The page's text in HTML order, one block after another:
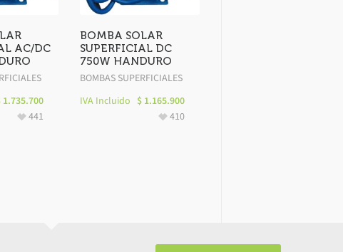
AC/DC
1.735.700
441
BOMBA SOLAR
SUPERFICIAL DC
750W HANDURO
BOMBAS SUPERFICIALES
IVA Incluido $ 1.165.900
410